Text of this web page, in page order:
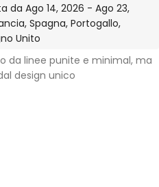
Ago 14, 2026 - Ago 23,
Spagna, Portogallo,
Unito
da linee punite e minimal, ma
design unico